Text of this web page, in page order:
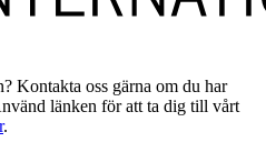
Kontakta oss gärna om du har
länken för att ta dig till vårt
.